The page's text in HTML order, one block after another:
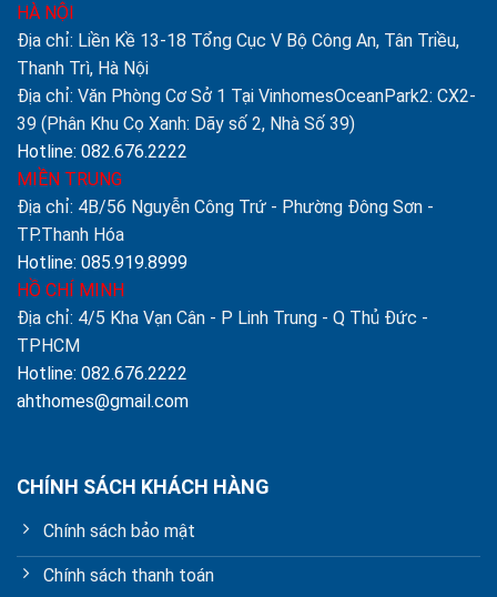
HÀ NỘI
Địa chỉ: Liền Kề 13-18 Tổng Cục V Bộ Công An, Tân Triều,
Thanh Trì, Hà Nội
Địa chỉ: Văn Phòng Cơ Sở 1 Tại VinhomesOceanPark2: CX2-
39 (Phân Khu Cọ Xanh: Dãy số 2, Nhà Số 39)
Hotline: 082.676.2222
MIỀN TRUNG
Địa chỉ: 4B/56 Nguyễn Công Trứ - Phường Đông Sơn -
TP.Thanh Hóa
Hotline: 085.919.8999
HỒ CHÍ MINH
Địa chỉ: 4/5 Kha Vạn Cân - P Linh Trung - Q Thủ Đức -
TPHCM
Hotline: 082.676.2222
ahthomes@gmail.com
CHÍNH SÁCH KHÁCH HÀNG
Chính sách bảo mật
Chính sách thanh toán